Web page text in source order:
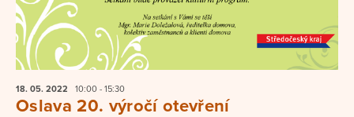
18. 05. 2022 10:00 - 15:30
Oslava 20. výročí otevření